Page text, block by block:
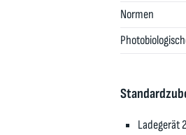
Normen
Ladegerät